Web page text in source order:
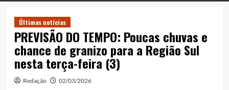
Últimas notícias
PREVISÃO DO TEMPO: Poucas chuvas e
chance de granizo para a Região Sul
nesta terça-feira (3)
Redação 02/03/2026